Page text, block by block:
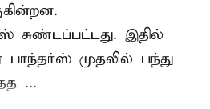
சுண்டப்பட்டது. இதில்
முதலில் பந்து
...